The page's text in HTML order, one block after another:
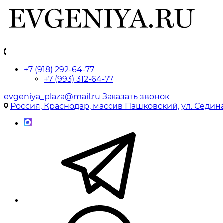
+7 (918) 292-64-77
+7 (993) 312-64-77
evgeniya_plaza@mail.ru Заказать звонок
Россия, Краснодар, массив Пашковский, ул.